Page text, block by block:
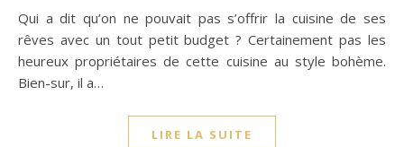
Qui a dit qu’on ne pouvait pas s’offrir la cuisine de ses
rêves avec un tout petit budget ? Certainement pas les
heureux propriétaires de cette cuisine au style bohème.
Bien-sur, il a…
LIRE LA SUITE